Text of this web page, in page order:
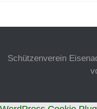
Schützenverein